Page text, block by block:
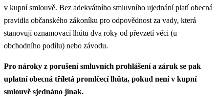
v kupní smlouvě. Bez adekvátního smluvního ujednání platí obecná
pravidla občanského zákoníku pro odpovědnost za vady, která
stanovují oznamovací lhůtu dva roky od převzetí věci (u
obchodního podílu) nebo závodu.
Pro nároky z porušení smluvních prohlášení a záruk se pak
uplatní obecná tříletá promlčecí lhůta, pokud není v kupní
smlouvě sjednáno jinak.